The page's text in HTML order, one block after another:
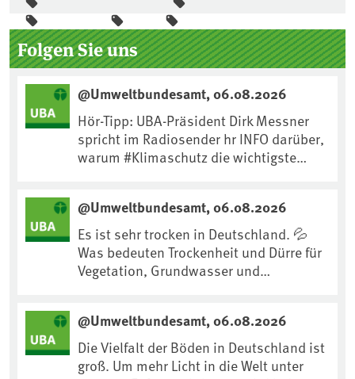
Seitenleiste
Folgen Sie uns
@Umweltbundesamt, 06.08.2026
Hör-Tipp: UBA-Präsident Dirk Messner
spricht im Radiosender hr INFO darüber,
warum #Klimaschutz die wichtigste
https://www.ardsounds.de/episode/urn
:ard:episode:0e7cf1c4b819c26d/
@Umweltbundesamt, 06.08.2026
Es ist sehr trocken in Deutschland. 💦
Was bedeuten Trockenheit und Dürre für
Vegetation, Grundwasser und
anpassen?🤔Antworten auf diese und
weitere Fragen auf unserer Webseite:
www.uba.de/trockenheit #Trockenheit
@Umweltbundesamt, 06.08.2026
Die Vielfalt der Böden in Deutschland ist
groß. Um mehr Licht in die Welt unter